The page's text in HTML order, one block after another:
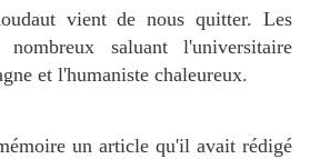
vient de nous quitter. Les
saluant l'universitaire
et l'humaniste chaleureux.
un article qu'il avait rédigé